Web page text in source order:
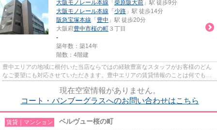
大阪モノレール本線 「 柴原阪大前 」駅 徒歩9分
大阪モノレール本線 「 少路 」駅 徒歩14分
阪急宝塚本線 「 豊中 」駅 徒歩20分
大阪府豊中市桜の町 ３丁目
-
築年数：築14年
階数：4階建
豊中エリアの地域に根付いた当店ならではの経験豊富なスタッフがお客様のどん
なご要望にも対応させていただきます。豊中エリアの賃貸情報のことは何でもお
現在空室情報がありません。
コート・バンブーグラスへのお問い合わせはこちら
賃貸｜マンション ベルヴュー桜の町